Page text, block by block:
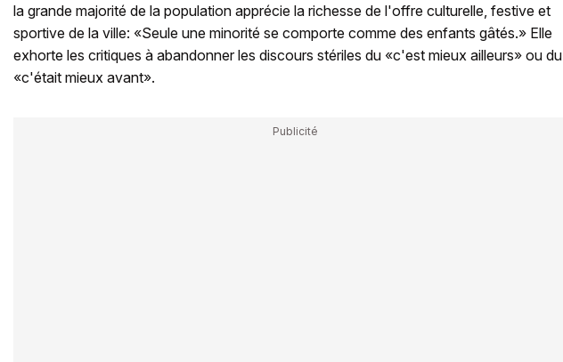
la grande majorité de la population apprécie la richesse de l'offre culturelle, festive et
sportive de la ville: «Seule une minorité se comporte comme des enfants gâtés.» Elle
exhorte les critiques à abandonner les discours stériles du «c'est mieux ailleurs» ou du
«c'était mieux avant».